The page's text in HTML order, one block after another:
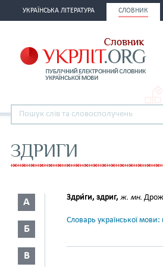
УКРАЇНСЬКА ЛІТЕРАТУРА СЛОВНИК
ЗДРИГИ
А
Б
В
Здри́ги, здриг, ж. мн.
Словарь української